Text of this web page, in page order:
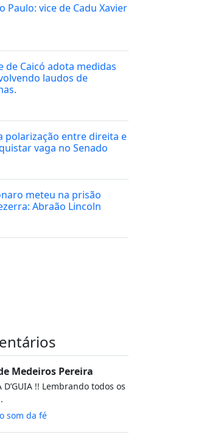
Paulo: vice de Cadu Xavier
de Caicó adota medidas
laudos de
polarização entre direita e
vaga no Senado
meteu na prisão
Abraão Lincoln
Medeiros Pereira
D’GUIA !! Lembrando todos os
som da fé